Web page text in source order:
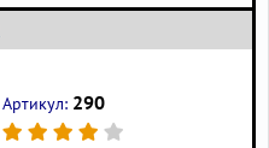
Артикул: 290